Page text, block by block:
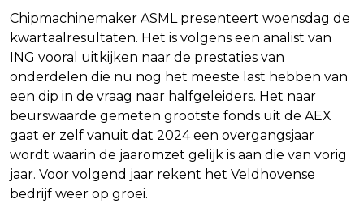
Chipmachinemaker ASML presenteert woensdag de
kwartaalresultaten. Het is volgens een analist van
ING vooral uitkijken naar de prestaties van
onderdelen die nu nog het meeste last hebben van
een dip in de vraag naar halfgeleiders. Het naar
beurswaarde gemeten grootste fonds uit de AEX
gaat er zelf vanuit dat 2024 een overgangsjaar
wordt waarin de jaaromzet gelijk is aan die van vorig
jaar. Voor volgend jaar rekent het Veldhovense
bedrijf weer op groei.